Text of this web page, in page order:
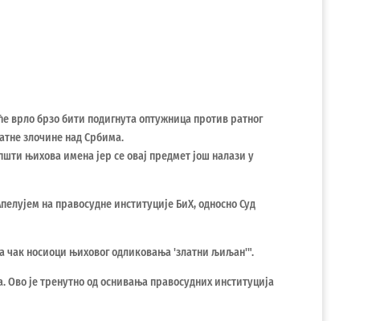
врло брзо бити подигнута оптужница против ратног
злочине над Србима.
њихова имена јер се овај предмет још налази у
на правосудне институције БиХ, односно Суд
чак носиоци њиховог одликовања 'златни љиљан'".
Ово је тренутно од оснивања правосудних институција